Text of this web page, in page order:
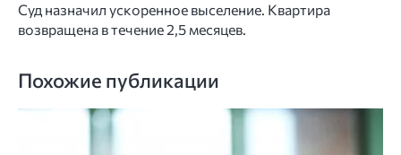
Суд назначил ускоренное выселение. Квартира
возвращена в течение 2,5 месяцев.
Похожие публикации